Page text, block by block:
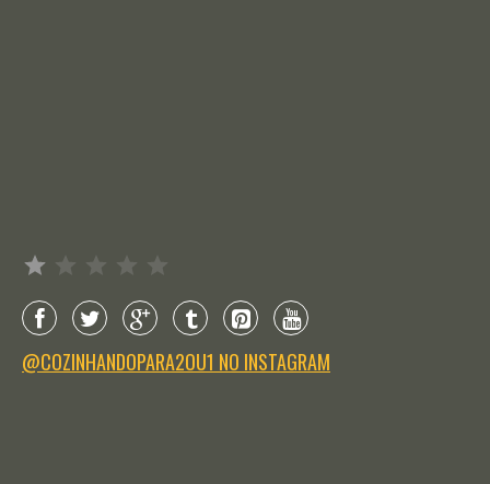
@COZINHANDOPARA2OU1 NO INSTAGRAM